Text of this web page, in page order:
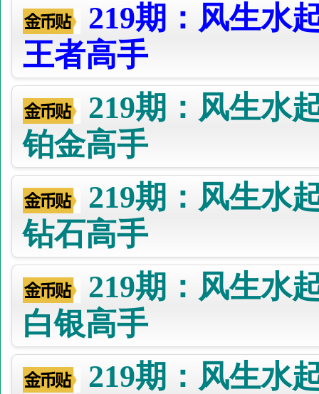
219期：风生水
王者高手
219期：风生水
铂金高手
219期：风生水
钻石高手
219期：风生水
白银高手
219期：风生水